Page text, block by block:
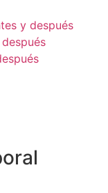
y después